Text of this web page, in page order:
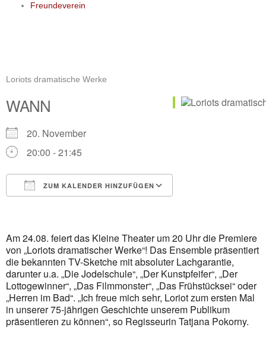
Freundeverein
Loriots dramatische Werke
WANN
20. November
20:00 - 21:45
ZUM KALENDER HINZUFÜGEN
Am 24.08. feiert das Kleine Theater um 20 Uhr die Premiere
von „Loriots dramatischer Werke“! Das Ensemble präsentiert
die bekannten TV-Sketche mit absoluter Lachgarantie,
darunter u.a. „Die Jodelschule“, „Der Kunstpfeifer“, „Der
Lottogewinner“, „Das Filmmonster“, „Das Frühstücksei“ oder
„Herren im Bad“. „Ich freue mich sehr, Loriot zum ersten Mal
in unserer 75-jährigen Geschichte unserem Publikum
präsentieren zu können“, so Regisseurin Tatjana Pokorny.